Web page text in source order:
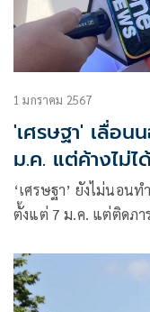
1 มกราคม 2567
'เศรษฐา' เลื่อน
ม.ค. แต่ค้างไม่ไ
‘เศรษฐา’ ยังไม่นอน
ตั้งแต่ 7 ม.ค. แต่ติดภา